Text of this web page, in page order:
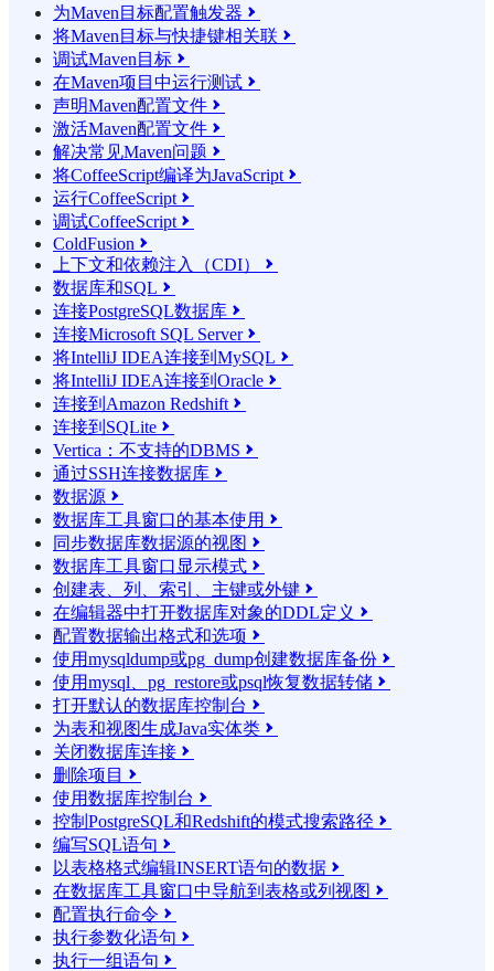
为Maven目标配置触发器 
将Maven目标与快捷键相关联 
调试Maven目标 
在Maven项目中运行测试 
声明Maven配置文件 
激活Maven配置文件 
解决常见Maven问题 
将CoffeeScript编译为JavaScript 
运行CoffeeScript 
调试CoffeeScript 
ColdFusion 
上下文和依赖注入（CDI） 
数据库和SQL 
连接PostgreSQL数据库 
连接Microsoft SQL Server
将IntelliJ IDEA连接到MySQL 
将IntelliJ IDEA连接到Oracle 
连接到Amazon Redshift 
连接到SQLite 
Vertica：不支持的DBMS 
通过SSH连接数据库 
数据源 
数据库工具窗口的基本使用 
同步数据库数据源的视图 
数据库工具窗口显示模式 
创建表、列、索引、主键或外键 
在编辑器中打开数据库对象的DDL定义 
配置数据输出格式和选项 
使用mysqldump或pg_dump创建数据库备份 
使用mysql、pg_restore或psql恢复数据转储 
打开默认的数据库控制台 
为表和视图生成Java实体类 
关闭数据库连接 
删除项目 
使用数据库控制台 
控制PostgreSQL和Redshift的模式搜索路径 
编写SQL语句 
以表格格式编辑INSERT语句的数据 
在数据库工具窗口中导航到表格或列视图 
配置执行命令 
执行参数化语句 
执行一组语句 